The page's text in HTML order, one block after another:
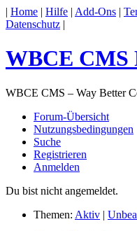
| Home | Hilfe | Add-Ons |
Datenschutz |
WBCE CMS
WBCE CMS – Way Better
Forum-Übersicht
Nutzungsbedingungen
Suche
Registrieren
Anmelden
Du bist nicht angemeldet.
Themen: Aktiv |